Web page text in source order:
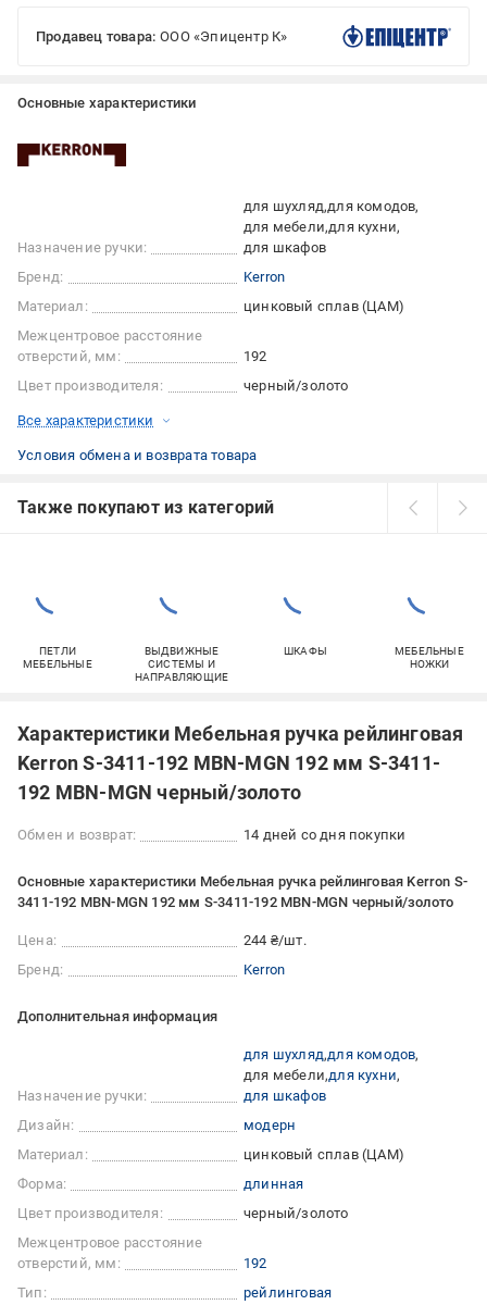
Продавец товара: ООО «Эпицентр К»
Основные характеристики
Назначение ручки:
для шухляд для комодов
для мебели для кухни
для шкафов
Бренд:
Kerron
Материал:
цинковый сплав (ЦАМ)
Межцентровое расстояние
отверстий, мм:
192
Цвет производителя:
черный/золото
Все характеристики
Условия обмена и возврата товара
Также покупают из категорий
ПЕТЛИ
МЕБЕЛЬНЫЕ
ВЫДВИЖНЫЕ
СИСТЕМЫ И
НАПРАВЛЯЮЩИЕ
ШКАФЫ
МЕБЕЛЬНЫЕ
НОЖКИ
Характеристики Мебельная ручка рейлинговая
Kerron S-3411-192 MBN-MGN 192 мм S-3411-
192 MBN-MGN черный/золото
Обмен и возврат: 14 дней со дня покупки
Основные характеристики Мебельная ручка рейлинговая Kerron S-
3411-192 MBN-MGN 192 мм S-3411-192 MBN-MGN черный/золото
Цена:
244 ₴/шт.
Бренд:
Kerron
Дополнительная информация
Назначение ручки:
для шухляд для комодов
для мебели для кухни
для шкафов
Дизайн:
модерн
Материал:
цинковый сплав (ЦАМ)
Форма:
длинная
Цвет производителя:
черный/золото
Межцентровое расстояние
отверстий, мм:
192
Тип:
рейлинговая